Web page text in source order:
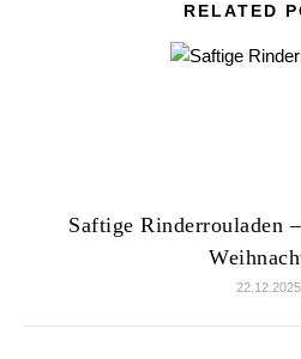
RELATED
Saftige Rinderrouladen
22.12.2025